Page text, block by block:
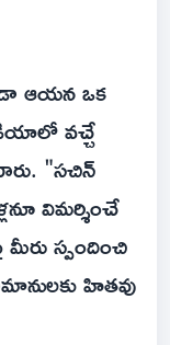
ఆయన ఒక
వచ్చే
"సచిన్
విమర్శించే
స్పందించి
హితవు